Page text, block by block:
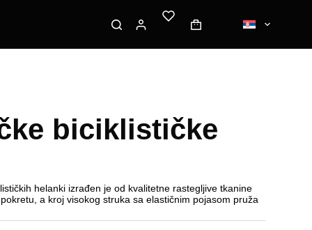
biciklističke
helanki izrađen je od kvalitetne rastegljive tkanine
a kroj visokog struka sa elastičnim pojasom pruža